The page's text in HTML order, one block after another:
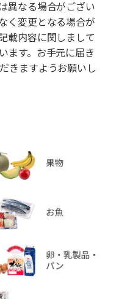
異なる場合がござい
く変更となる場合が
載内容に関しまして
ます。お手元に届き
きますようお願いし